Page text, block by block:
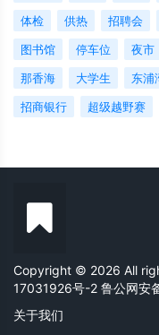
体检
供热 招聘会
图书馆
停车位 夜市
那香海
大学生 东浦
招商银行
超级越野赛
Copyright © 2026 All
17031926号-2 鲁公网安
关于我们